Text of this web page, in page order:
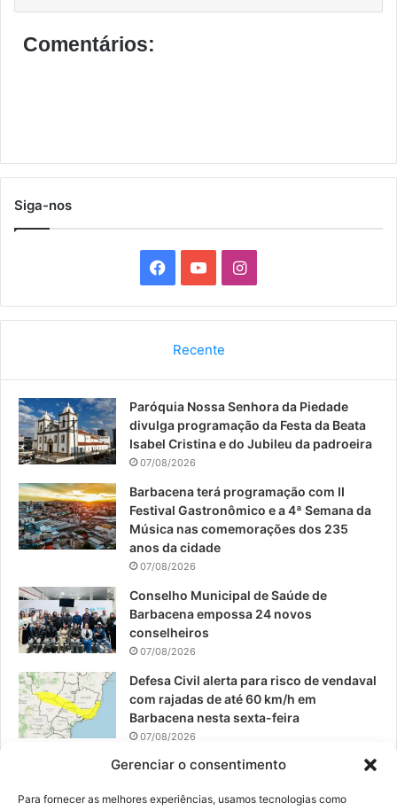
Gerenciar o consentimento
Para fornecer as melhores experiências, usamos tecnologias como
Comentários:
Siga-nos
a
b
o
k
o
u
b
I
n
a
g
a
Recente
Paróquia Nossa Senhora da Piedade
divulga programação da Festa da Beata
Isabel Cristina e do Jubileu da padroeira
07/08/2026
Barbacena terá programação com II
Festival Gastronômico e a 4ª Semana da
Música nas comemorações dos 235
anos da cidade
07/08/2026
Conselho Municipal de Saúde de
Barbacena empossa 24 novos
conselheiros
07/08/2026
Defesa Civil alerta para risco de vendaval
com rajadas de até 60 km/h em
Barbacena nesta sexta-feira
07/08/2026
EPCAR tem a melhor nota do IDEB no
06/08/2026